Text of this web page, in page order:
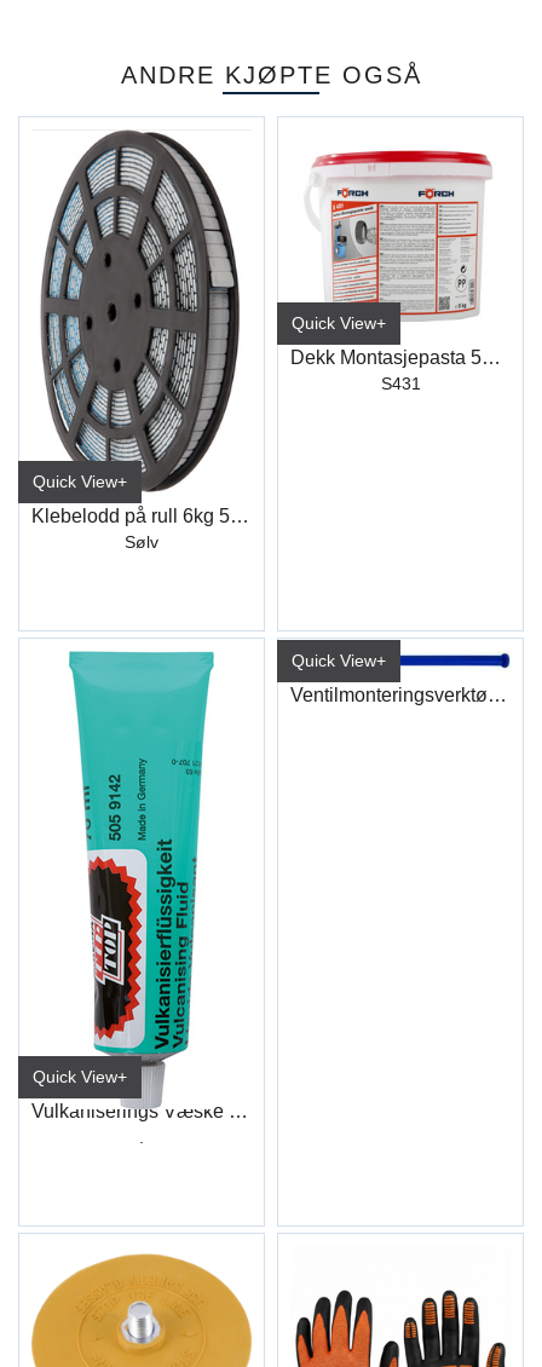
ANDRE KJØPTE OGSÅ
Quick View+
Klebelodd på rull 6kg 5+5gr
Sølv
Quick View+
Dekk Montasjepasta 5Kg Hvit
S431
Quick View+
Vulkaniserings Væske For Slange (TY133)
.
Quick View+
Ventilmonteringsverktøy Kunststoff